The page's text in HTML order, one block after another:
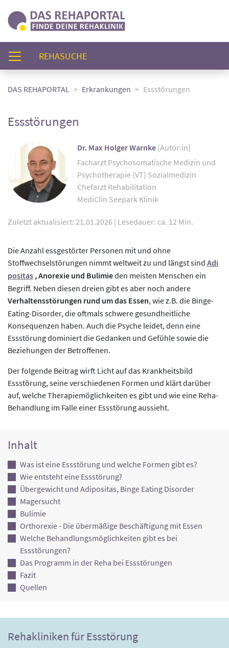
REHASUCHE(AKTUELL)
DAS REHAPORTAL Erkrankungen Essstörungen
Essstörungen
Dr. Max Holger Warnke (Autor:in)
Facharzt Psychosomatische Medizin und
Psychotherapie (VT) Sozialmedizin
Chefarzt Rehabilitation
MediClin Seepark Klinik
Zuletzt aktualisiert: 21.01.2026 | Lesedauer: ca. 12 Min.
Die Anzahl essgestörter Personen mit und ohne
Stoffwechselstörungen nimmt weltweit zu und längst sind Adi
positas, Anorexie und Bulimieden meisten Menschen ein
Begriff. Neben diesen dreien gibt es aber noch andere
Verhaltensstörungen rund um das Essen, wie z.B. die Binge-
Eating-Disorder, die oftmals schwere gesundheitliche
Konsequenzen haben. Auch die Psyche leidet, denn eine
Essstörung dominiert die Gedanken und Gefühle sowie die
Beziehungen der Betroffenen.
Der folgende Beitrag wirft Licht auf das Krankheitsbild
Essstörung, seine verschiedenen Formen und klärt darüber
auf, welche Therapiemöglichkeiten es gibt und wie eine Reha-
Behandlung im Falle einer Essstörung aussieht.
Inhalt
Was ist eine Essstörung und welche Formen gibt es?
Wie entsteht eine Essstörung?
Übergewicht und Adipositas, Binge Eating Disorder
Magersucht
Bulimie
Orthorexie - Die übermäßige Beschäftigung mit Essen
Welche Behandlungsmöglichkeiten gibt es bei
Essstörungen?
Das Programm in der Reha bei Essstörungen
Fazit
Quellen
Rehakliniken für Essstörung